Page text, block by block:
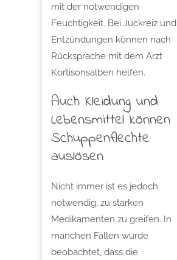
mit der notwendigen
Feuchtigkeit. Bei Juckreiz und
Entzündungen können nach
Rücksprache mit dem Arzt
Kortisonsalben helfen.
Auch Kleidung und
Lebensmittel können
Schuppenflechte
auslösen
Nicht immer ist es jedoch
notwendig, zu starken
Medikamenten zu greifen. In
manchen Fällen wurde
beobachtet, dass die